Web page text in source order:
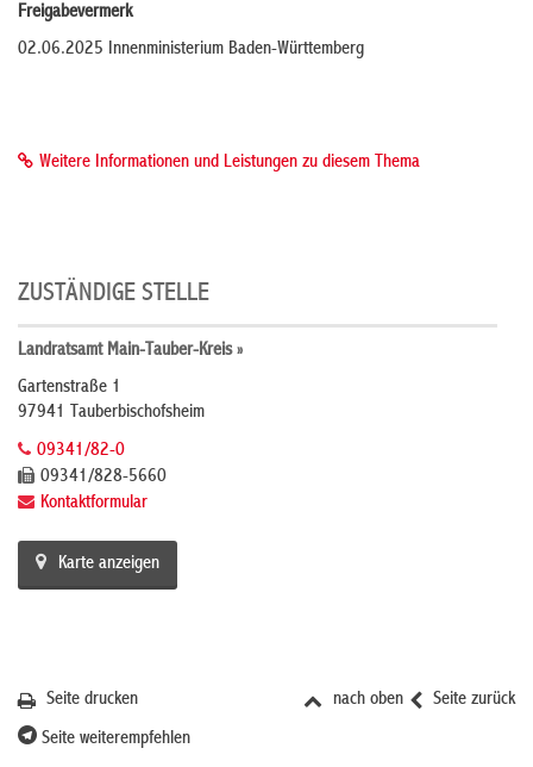
Freigabevermerk
02.06.2025 Innenministerium Baden-Württemberg
Weitere Informationen und Leistungen zu diesem Thema
ZUSTÄNDIGE STELLE
Landratsamt Main-Tauber-Kreis »
Gartenstraße 1
97941 Tauberbischofsheim
09341/82-0
09341/828-5660
Kontaktformular
Karte anzeigen
Seite zurück
nach oben
Seite drucken
Seite weiterempfehlen